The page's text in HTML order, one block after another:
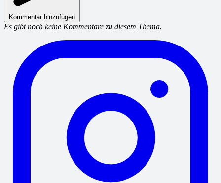
Kommentar hinzufügen
Es gibt noch keine Kommentare zu diesem Thema.